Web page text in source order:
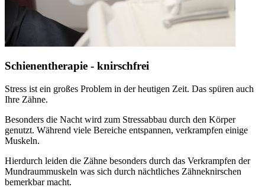
Schienentherapie - knirschfrei
Stress ist ein großes Problem in der heutigen Zeit. Das spüren auch
Ihre Zähne.
Besonders die Nacht wird zum Stressabbau durch den Körper
genutzt. Während viele Bereiche entspannen, verkrampfen einige
Muskeln.
Hierdurch leiden die Zähne besonders durch das Verkrampfen der
Mundraummuskeln was sich durch nächtliches Zähneknirschen
bemerkbar macht.